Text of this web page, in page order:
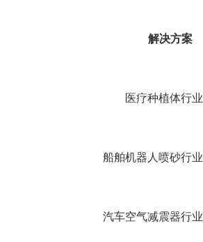
解决方案
医疗种植体行业
船舶机器人喷砂行业
汽车空气减震器行业